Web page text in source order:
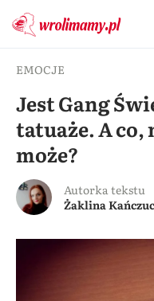
EMOCJE
Jest Gang
tatuaże. A
może?
Autorka tekstu
Żaklina